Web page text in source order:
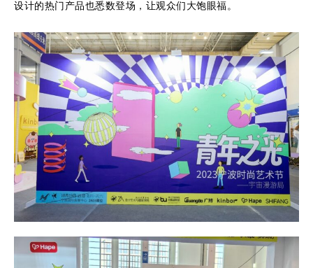
设计的热门产品也悉数登场，让观众们大饱眼福。